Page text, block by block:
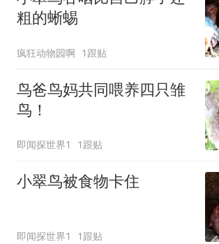
粗的蜥蜴
疯狂动物园啊 1跟贴
鸟爸鸟妈共同喂养四只雏
鸟！
即闻探世界1 1跟贴
小翠鸟被食物卡住
即闻探世界1 1跟贴